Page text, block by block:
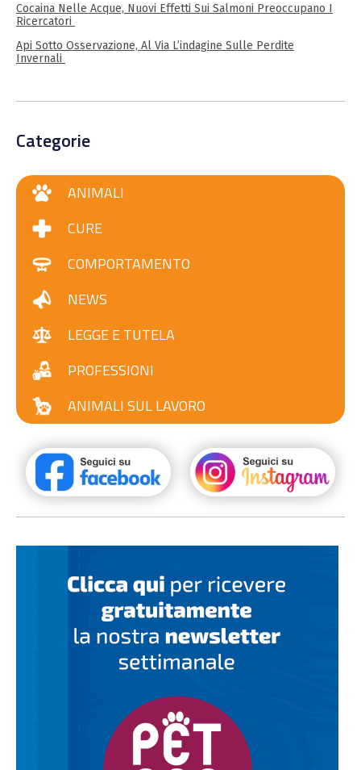
Cocaina Nelle Acque, Nuovi Effetti Sui Salmoni Preoccupano I
Ricercatori
Api Sotto Osservazione, Al Via L’indagine Sulle Perdite
Invernali
Categorie
ANIMALI
CURE
COMPORTAMENTO
NEWS
LEGGE E TUTELA
PROFESSIONI
ANIMALI SUL LAVORO